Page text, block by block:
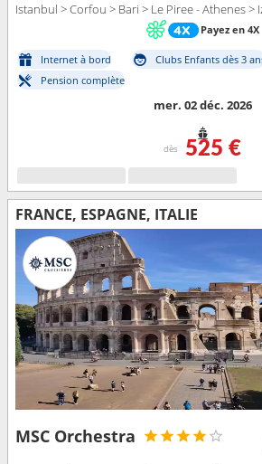
Istanbul > Corfou > Bari > Le Piree - Athenes >
Payez en 4X
Internet à bord Clubs Enfants dès 3
Pension complète
mer. 02 déc. 2026
dès 525 €
FRANCE, ESPAGNE, ITALIE
MSC Orchestra